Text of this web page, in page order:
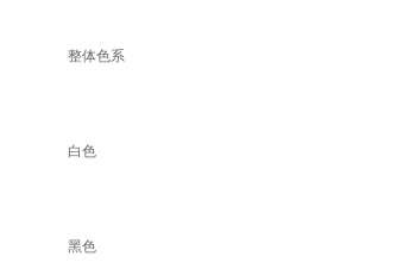
整体色系
白色
黑色